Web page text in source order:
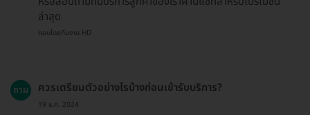
ล่าสุด
ตอบโดยทีมงาน HD
ถาม ควรเตรียมตัวอย่างไรบ้างก่อนเข้ารับบริการ?
19 ธ.ค. 2024